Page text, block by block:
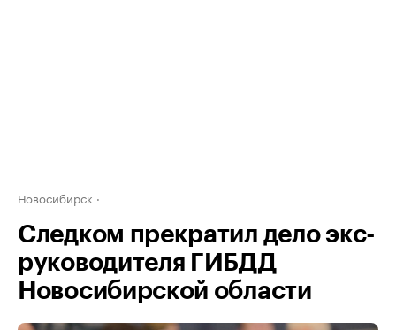
Новосибирск
Следком прекратил дело экс-
руководителя ГИБДД
Новосибирской области